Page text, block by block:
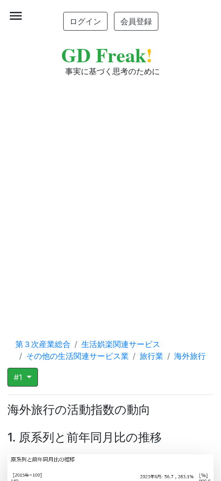
ログイン 会員登録
GD Freak!
事実に基づく思考のために
menu
第３次産業総合
生活娯楽関連サービス
その他の生活関連サービス業
旅行業 海外旅行
#1
海外旅行の活動指数の動向
1. 原系列と前年同月比の推移